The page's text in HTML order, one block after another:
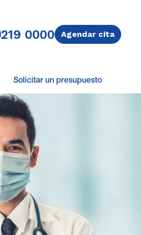
219 0000 Agendar cita
Solicitar un presupuesto